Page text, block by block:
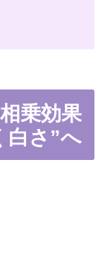
乗効果
白さ”へ